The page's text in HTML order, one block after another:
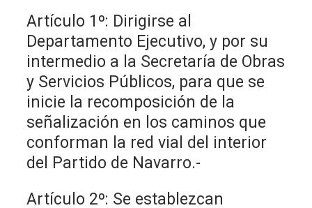
Artículo 1º: Dirigirse al
Departamento Ejecutivo, y por su
intermedio a la Secretaría de Obras
y Servicios Públicos, para que se
inicie la recomposición de la
señalización en los caminos que
conforman la red vial del interior
del Partido de Navarro.-
Artículo 2º: Se establezcan